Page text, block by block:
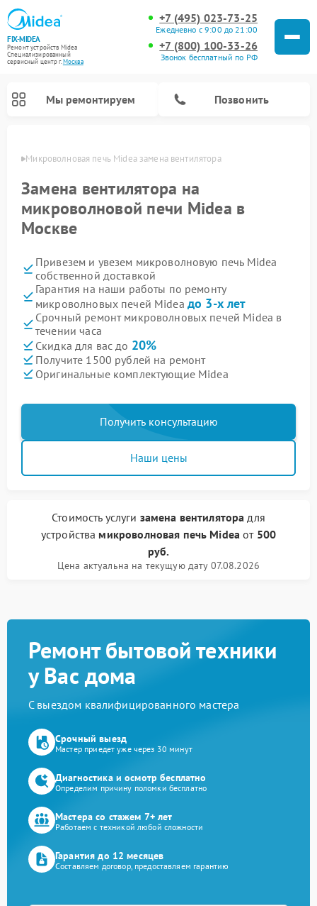
FIX-MIDEA
Ремонт устройств Midea
Специализированный
cервисный центр г.Москва
+7 (495) 023-73-25
Ежедневно с 9:00 до 21:00
+7 (800) 100-33-26
Звонок бесплатный по РФ
Мы ремонтируем Позвонить
Микроволновая печь Midea замена вентилятора
Замена вентилятора на
микроволновой печи Midea в
Москве
Привезем и увезем микроволновую печь Midea
собственной доставкой
Гарантия на наши работы по ремонту
микроволновых печей Midea до 3-х лет
Срочный ремонт микроволновых печей Midea в
течении часа
Скидка для вас до 20%
Получите 1500 рублей на ремонт
Оригинальные комплектующие Midea
Получить консультацию
Наши цены
Стоимость услуги замена вентилятора для
устройства микроволновая печь Midea от 500
руб.
Цена актуальна на текущую дату 07.08.2026
Ремонт бытовой техники
у Вас дома
С выездом квалифицированного мастера
Срочный выезд
Мастер приедет уже через 30 минут
Диагностика и осмотр бесплатно
Определим причину поломки бесплатно
Мастера со стажем 7+ лет
Работаем с техникой любой сложности
Гарантия до 12 месяцев
Составляем договор, предоставляем гарантию